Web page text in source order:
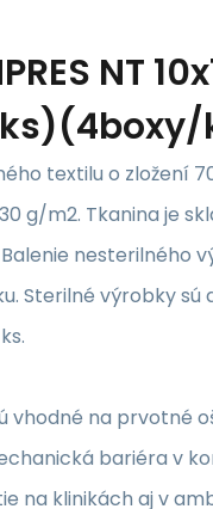
NT
textilu o zložení
g/m2. Tkanina je
nesterilného
Sterilné výrobky sú
vhodné na prvotné
bariéra v
na klinikách aj v